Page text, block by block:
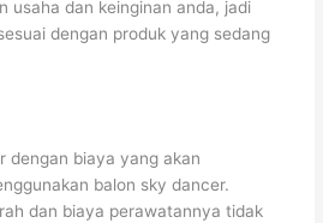
usaha dan keinginan anda, jadi
dengan produk yang sedang
dengan biaya yang akan
balon sky dancer.
dan biaya perawatannya tidak